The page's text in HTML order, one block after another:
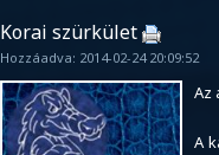
Korai szürkület
Hozzáadva: 2014-02-24 20:09:52
Az
A